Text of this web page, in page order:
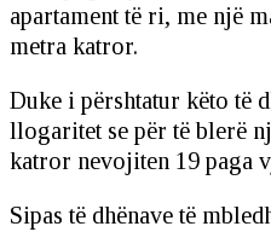
apartament të ri, me një
metra katror.
Duke i përshtatur këto të
llogaritet se për të blerë
katror nevojiten 19 paga
Sipas të dhënave të